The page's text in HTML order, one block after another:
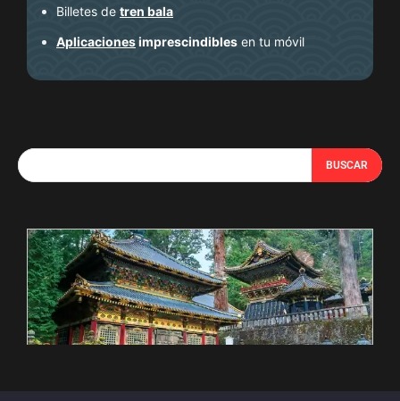
Billetes de tren bala
Aplicacionesimprescindibles en tu móvil
BUSCAR